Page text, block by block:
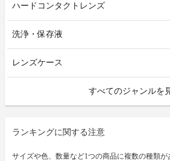
ハードコンタクトレンズ
洗浄・保存液
レンズケース
すべてのジャンルを
ランキングに関する注意
サイズや色、数量など1つの商品に複数の種類